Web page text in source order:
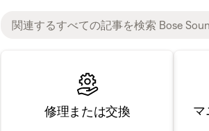
修理または交換
マ